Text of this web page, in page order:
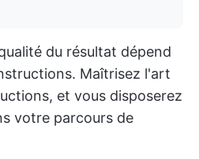
du résultat dépend
Maîtrisez l'art
et vous disposerez
votre parcours de